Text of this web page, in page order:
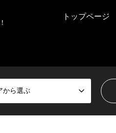
トップページ
から選ぶ